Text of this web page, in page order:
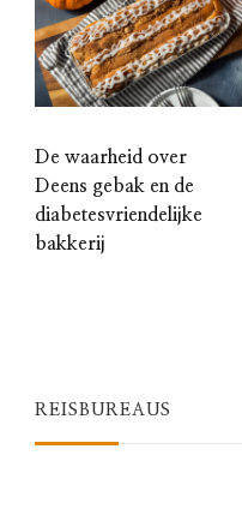
De waarheid over
Deens gebak en de
diabetesvriendelijke
bakkerij
REISBUREAUS